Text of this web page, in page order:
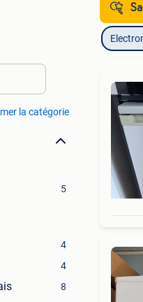
la catégorie
5
4
4
8